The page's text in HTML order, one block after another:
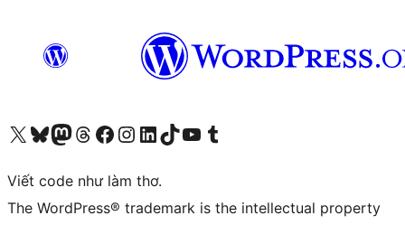
Truy cập tài khoản X (trước đây là Twitter) của chúng tôiVisit our Bluesky account
Visit our Mastodon account
Visit our Threads account
Xem trang Facebook của chúng tôiTruy cập tài khoản Instagram của chúng tôiTruy cập tài khoản LinkedIn của chúng tôiVisit our TikTok account
Truy cập kênh YouTube của chúng tôi Visit our Tumblr account
Viết code như làm thơ.
The WordPress® trademark is the intellectual property